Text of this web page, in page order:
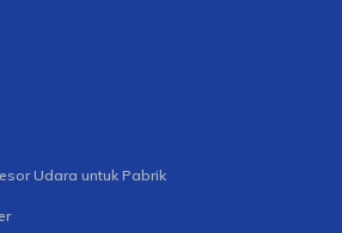
Udara untuk Pabrik